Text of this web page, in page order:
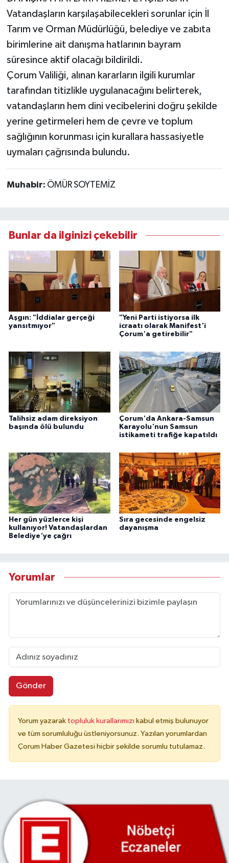
Vatandaşların karşılaşabilecekleri sorunlar için İl
Tarım ve Orman Müdürlüğü, belediye ve zabıta
birimlerine ait danışma hatlarının bayram
süresince aktif olacağı bildirildi.
Çorum Valiliği, alınan kararların ilgili kurumlar
tarafından titizlikle uygulanacağını belirterek,
vatandaşların hem dini vecibelerini doğru şekilde
yerine getirmeleri hem de çevre ve toplum
sağlığının korunması için kurallara hassasiyetle
uymaları çağrısında bulundu.
Muhabir: ÖMÜR SOYTEMİZ
Bunlar da ilginizi çekebilir
Aşgın: "İddialar gerçeği
yansıtmıyor"
"Yeni Parti istiyorsa ilk
icraatı olarak Manifest'i
Çorum'a getirebilir"
Talihsiz adam direksiyon
başında ölü bulundu
Çorum'da Ankara-Samsun
Karayolu'nun Samsun
istikameti trafiğe kapatıldı
Her gün yüzlerce kişi
kullanıyor! Vatandaşlardan
Belediye'ye çağrı
Sıra gecesinde engelsiz
dayanışma
Yorumlar
Gönder
Yorum yazarak topluluk kurallarımızı kabul etmiş bulunuyor
ve tüm sorumluluğu üstleniyorsunuz. Yazılan yorumlardan
Çorum Haber Gazetesi hiçbir şekilde sorumlu tutulamaz.